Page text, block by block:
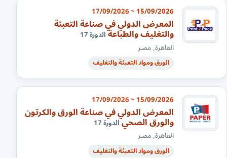
15/09/2026 ~ 17/09/2026
المعرض الدولي في صناعة التعبئة
والتغليف والطباعةالدورة 17
القاهرة, مصر
الورق ومواد التعبئة والتغليف
15/09/2026 ~ 17/09/2026
المعرض الدولي في صناعة الورق والكرتون
والورق الصحيالدورة 17
القاهرة, مصر
الورق ومواد التعبئة والتغليف